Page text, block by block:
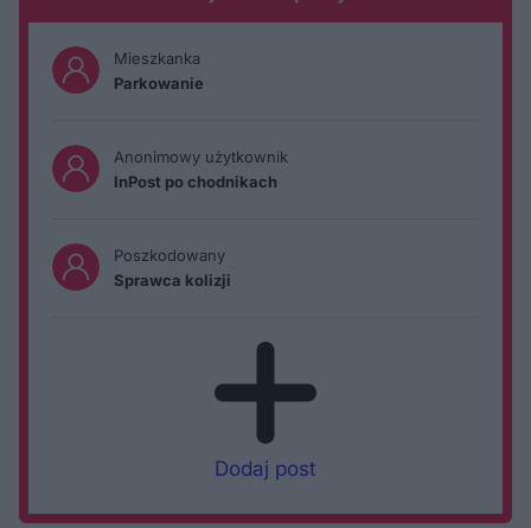
Mieszkanka
Parkowanie
Anonimowy użytkownik
InPost po chodnikach
Poszkodowany
Sprawca kolizji
Dodaj post